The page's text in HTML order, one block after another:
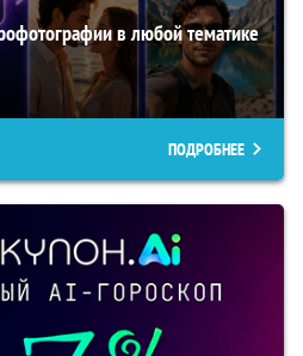
в любой тематике
ПОДРОБНЕЕ